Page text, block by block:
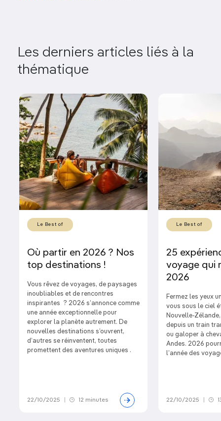
Les derniers articles liés à la
thématique
Le Best of
Où partir en 2026 ? Nos
top destinations !
Vous rêvez de voyages, de paysages
inoubliables et de rencontres
inspirantes ? 2026 s’annonce comme
une année exceptionnelle pour
explorer la planète autrement. De
nouvelles destinations s’ouvrent,
d’autres se réinventent, toutes
promettent des aventures uniques .
22/10/2025 12 minutes
Le Best of
25
voyage qui
2026
Fermez les yeux
vous sous le ciel
Nouvelle-
depuis un train
ou galoper à
Andes. 2026
l’année des
22/10/2025